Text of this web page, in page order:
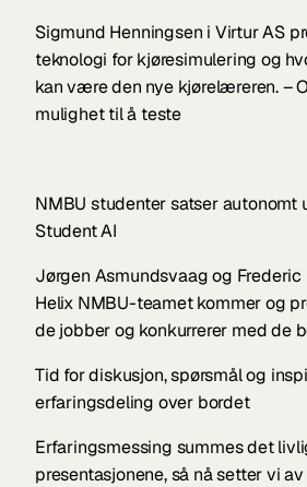
Sigmund Henningsen i Virtur AS
teknologi for kjøresimulering og
kan være den nye kjørelæreren. –
mulighet til å teste
NMBU studenter satser autonomt
Student AI
Jørgen Asmundsvaag og
Helix NMBU-teamet kommer og
de jobber og konkurrerer med de
Tid for diskusjon, spørsmål og
erfaringsdeling over bordet
Erfaringsmessing summes det
presentasjonene, så nå setter vi